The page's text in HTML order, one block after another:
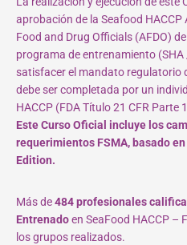
aprobación de la Seafood
Food and Drug Officials (AFDO)
programa de entrenamiento
satisfacer el mandato regulatorio
debe ser completada por un
HACCP (FDA Título 21 CFR Parte
Este Curso Oficial incluye los
requerimientos FSMA, basado
Edition.
Más de484 profesionales
Entrenadoen SeaFood HACCP –
los grupos realizados.